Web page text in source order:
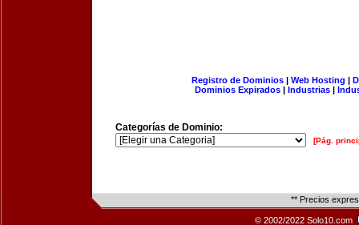
Registro de Dominios| Web Hosting |
Dominios Expirados | Industrias |
Categorías de Dominio:
[Pág.
** Precios
© 2002/2022 Solo10.com